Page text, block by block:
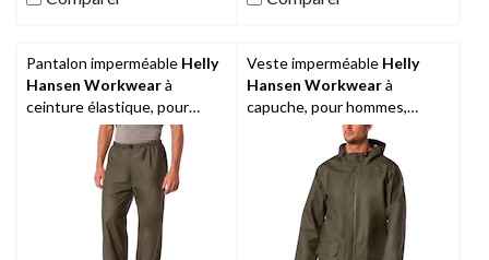
évaluations
évaluations
Pantalon imperméable Helly
Hansen Workwearà
ceinture élastique, pour
hommes, Mandal
Veste imperméable Helly
Hansen Workwearà
capuche, pour hommes,